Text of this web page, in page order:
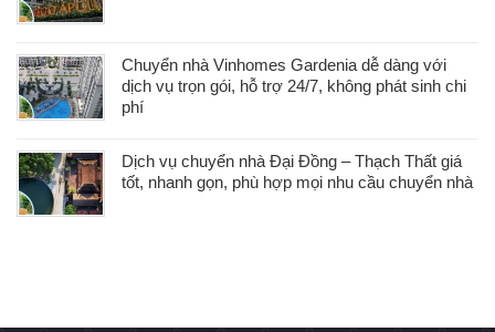
Chuyển nhà Vinhomes Gardenia dễ dàng với
dịch vụ trọn gói, hỗ trợ 24/7, không phát sinh chi
phí
Dịch vụ chuyển nhà Đại Đồng – Thạch Thất giá
tốt, nhanh gọn, phù hợp mọi nhu cầu chuyển nhà